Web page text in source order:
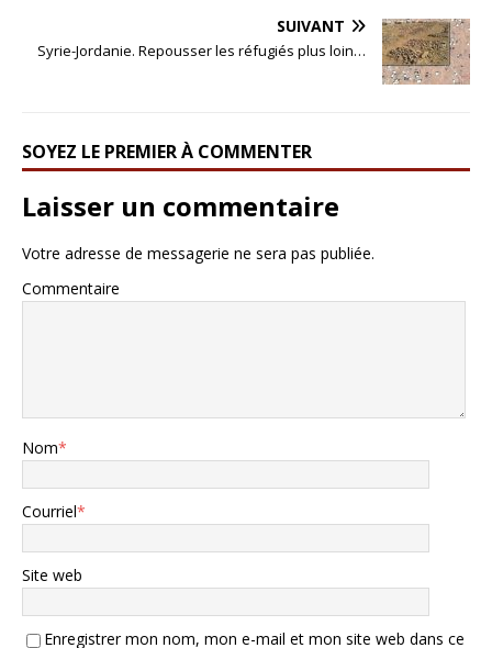
SUIVANT
Syrie-Jordanie. Repousser les réfugiés plus loin…
SOYEZ LE PREMIER À COMMENTER
Laisser un commentaire
Votre adresse de messagerie ne sera pas publiée.
Commentaire
Nom*
Courriel*
Site web
Enregistrer mon nom, mon e-mail et mon site web dans ce